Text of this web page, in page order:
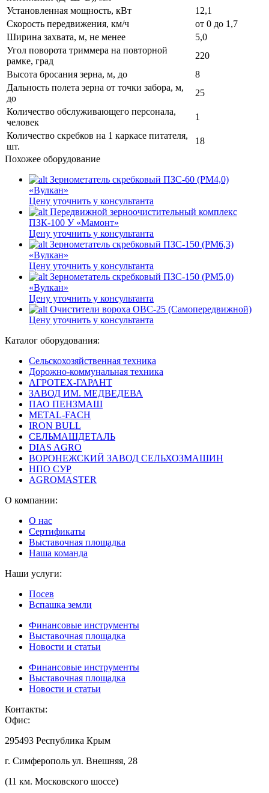
Установленная мощность, кВт
12,1
Скорость передвижения, км/ч
от 0 до 1,7
Ширина захвата, м, не менее
5,0
Угол поворота триммера на повторной
рамке, град
220
Высота бросания зерна, м, до
8
Дальность полета зерна от точки забора, м,
до
25
Количество обслуживающего персонала,
человек
1
Количество скребков на 1 каркасе питателя,
шт.
18
Похожее оборудование
Зернометатель скребковый ПЗС-60 (РМ4,0)
«Вулкан»
Цену уточнить у консультанта
Передвижной зерноочистительный комплекс
ПЗК-100 У «Мамонт»
Цену уточнить у консультанта
Зернометатель скребковый ПЗС-150 (РМ6,3)
«Вулкан»
Цену уточнить у консультанта
Зернометатель скребковый ПЗС-150 (РМ5,0)
«Вулкан»
Цену уточнить у консультанта
Очистители вороха ОВС-25 (Самопередвижной)
Цену уточнить у консультанта
Каталог оборудования:
Сельскохозяйственная техника
Дорожно-коммунальная техника
АГРОТЕХ-ГАРАНТ
ЗАВОД ИМ. МЕДВЕДЕВА
ПАО ПЕНЗМАШ
METAL-FACH
IRON BULL
СЕЛЬМАШДЕТАЛЬ
DIAS AGRO
ВОРОНЕЖСКИЙ ЗАВОД СЕЛЬХОЗМАШИН
НПО СУР
AGROMASTER
О компании:
О нас
Сертификаты
Выставочная площадка
Наша команда
Наши услуги:
Посев
Вспашка земли
Финансовые инструменты
Выставочная площадка
Новости и статьи
Финансовые инструменты
Выставочная площадка
Новости и статьи
Контакты:
Офис:
295493 Республика Крым
г. Симферополь ул. Внешняя, 28
(11 км. Московского шоссе)